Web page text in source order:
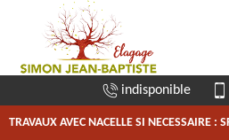
indisponible
TRAVAUX AVEC NACELLE SI NECESSAIRE :